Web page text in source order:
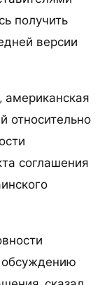
получить
версии
американская
относительно
соглашения
обсуждению